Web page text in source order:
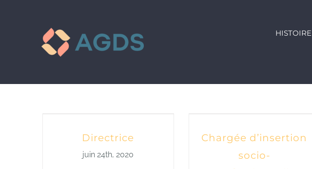
HISTOIRE
Directrice
juin 24th, 2020
Chargée d’insertion
socio-